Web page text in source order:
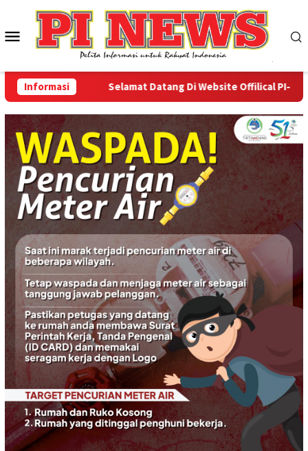
konten
Menu
Mobile
Informasi Selamat Datang Di Website Offilical PI-News